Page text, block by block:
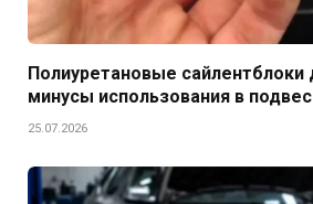
Полиуретановые
минусы использования в
25.07.2026